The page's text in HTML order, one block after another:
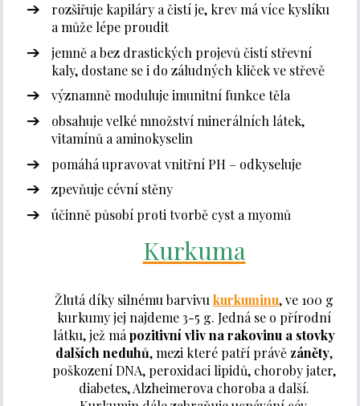
rozšiřuje kapiláry a čistí je, krev má více kyslíku
a může lépe proudit
jemně a bez drastických projevů čistí střevní
kaly, dostane se i do záludných kliček ve střevě
významně moduluje imunitní funkce těla
obsahuje velké množství minerálních látek,
vitamínů a aminokyselin
pomáhá upravovat vnitřní PH – odkyseluje
zpevňuje cévní stěny
účinně působí proti tvorbě cyst a myomů
Kurkuma
Žlutá díky silnému barvivu kurkuminu, ve 100 g
kurkumy jej najdeme 3-5 g. Jedná se o přírodní
látku, jež má pozitivní vliv na rakovinu a stovky
dalších neduhů, mezi které patří právě záněty,
poškození DNA, peroxidaci lipidů, choroby jater,
diabetes, Alzheimerova choroba a další.